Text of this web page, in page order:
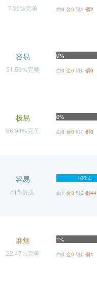
7.39%完美 白0 金0 银1 铜2
容易
51.59%完美
0%
白0 金0 银0 铜0
极易
66.94%完美
0%
白0 金0 银0 铜0
容易
51%完美
100%
白1 金3 银2 铜44
麻烦
22.47%完美
1%
白0 金0 银0 铜1